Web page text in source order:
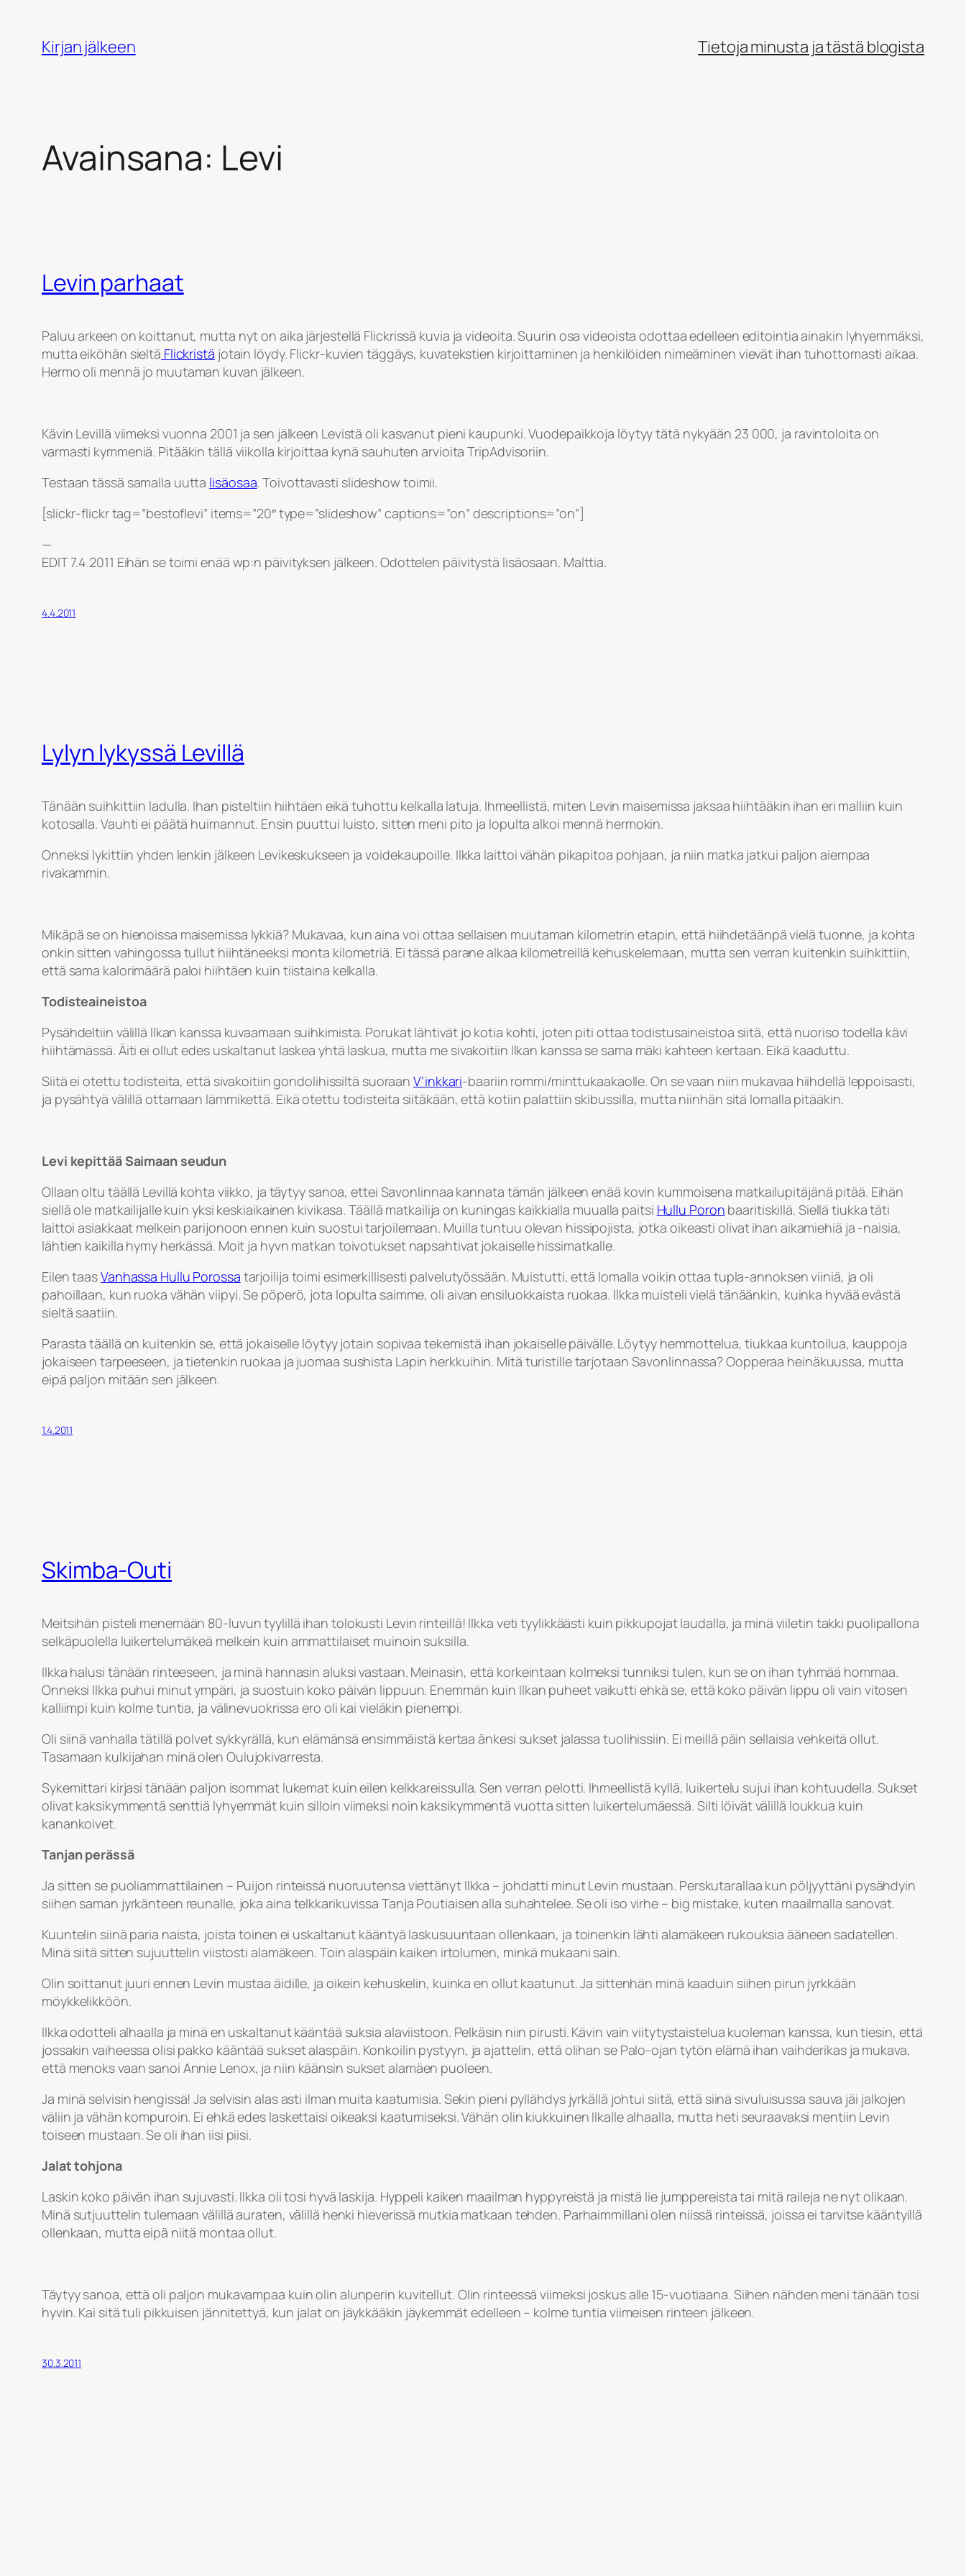
sisältöönKirjan jälkeen Tietoja minusta ja tästä blogista
Avainsana: Levi
Levin parhaat
Paluu arkeen on koittanut, mutta nyt on aika järjestellä Flickrissä kuvia ja videoita. Suurin osa videoista odottaa edelleen editointia ainakin lyhyemmäksi,
mutta eiköhän sieltä Flickristä jotain löydy. Flickr-kuvien täggäys, kuvatekstien kirjoittaminen ja henkilöiden nimeäminen vievät ihan tuhottomasti aikaa.
Hermo oli mennä jo muutaman kuvan jälkeen.
Kävin Levillä viimeksi vuonna 2001 ja sen jälkeen Levistä oli kasvanut pieni kaupunki. Vuodepaikkoja löytyy tätä nykyään 23 000, ja ravintoloita on
varmasti kymmeniä. Pitääkin tällä viikolla kirjoittaa kynä sauhuten arvioita TripAdvisoriin.
Testaan tässä samalla uutta lisäosaa. Toivottavasti slideshow toimii.
[slickr-flickr tag=”bestoflevi” items=”20″ type=”slideshow” captions=”on” descriptions=”on”]
—
EDIT 7.4.2011 Eihän se toimi enää wp:n päivityksen jälkeen. Odottelen päivitystä lisäosaan. Malttia.
4.4.2011
Lylyn lykyssä Levillä
Tänään suihkittiin ladulla. Ihan pisteltiin hiihtäen eikä tuhottu kelkalla latuja. Ihmeellistä, miten Levin maisemissa jaksaa hiihtääkin ihan eri malliin kuin
kotosalla. Vauhti ei päätä huimannut. Ensin puuttui luisto, sitten meni pito ja lopulta alkoi mennä hermokin.
Onneksi lykittiin yhden lenkin jälkeen Levikeskukseen ja voidekaupoille. Ilkka laittoi vähän pikapitoa pohjaan, ja niin matka jatkui paljon aiempaa
rivakammin.
Mikäpä se on hienoissa maisemissa lykkiä? Mukavaa, kun aina voi ottaa sellaisen muutaman kilometrin etapin, että hiihdetäänpä vielä tuonne, ja kohta
onkin sitten vahingossa tullut hiihtäneeksi monta kilometriä. Ei tässä parane alkaa kilometreillä kehuskelemaan, mutta sen verran kuitenkin suihkittiin,
että sama kalorimäärä paloi hiihtäen kuin tiistaina kelkalla.
Todisteaineistoa
Pysähdeltiin välillä Ilkan kanssa kuvaamaan suihkimista. Porukat lähtivät jo kotia kohti, joten piti ottaa todistusaineistoa siitä, että nuoriso todella kävi
hiihtämässä. Äiti ei ollut edes uskaltanut laskea yhtä laskua, mutta me sivakoitiin Ilkan kanssa se sama mäki kahteen kertaan. Eikä kaaduttu.
Siitä ei otettu todisteita, että sivakoitiin gondolihissiltä suoraanV’inkkari-baariin rommi/minttukaakaolle. On se vaan niin mukavaa hiihdellä leppoisasti,
ja pysähtyä välillä ottamaan lämmikettä. Eikä otettu todisteita siitäkään, että kotiin palattiin skibussilla, mutta niinhän sitä lomalla pitääkin.
Levi kepittää Saimaan seudun
Ollaan oltu täällä Levillä kohta viikko, ja täytyy sanoa, ettei Savonlinnaa kannata tämän jälkeen enää kovin kummoisena matkailupitäjänä pitää. Eihän
siellä ole matkailijalle kuin yksi keskiaikainen kivikasa. Täällä matkailija on kuningas kaikkialla muualla paitsi Hullu Poron baaritiskillä. Siellä tiukka täti
laittoi asiakkaat melkein parijonoon ennen kuin suostui tarjoilemaan. Muilla tuntuu olevan hissipojista, jotka oikeasti olivat ihan aikamiehiä ja -naisia,
lähtien kaikilla hymy herkässä. Moit ja hyvn matkan toivotukset napsahtivat jokaiselle hissimatkalle.
Eilen taasVanhassa Hullu Porossa tarjoilija toimi esimerkillisesti palvelutyössään. Muistutti, että lomalla voikin ottaa tupla-annoksen viiniä, ja oli
pahoillaan, kun ruoka vähän viipyi. Se pöperö, jota lopulta saimme, oli aivan ensiluokkaista ruokaa. Ilkka muisteli vielä tänäänkin, kuinka hyvää evästä
sieltä saatiin.
Parasta täällä on kuitenkin se, että jokaiselle löytyy jotain sopivaa tekemistä ihan jokaiselle päivälle. Löytyy hemmottelua, tiukkaa kuntoilua, kauppoja
jokaiseen tarpeeseen, ja tietenkin ruokaa ja juomaa sushista Lapin herkkuihin. Mitä turistille tarjotaan Savonlinnassa? Oopperaa heinäkuussa, mutta
eipä paljon mitään sen jälkeen.
1.4.2011
Skimba-Outi
Meitsihän pisteli menemään 80-luvun tyylillä ihan tolokusti Levin rinteillä! Ilkka veti tyylikkäästi kuin pikkupojat laudalla, ja minä viiletin takki puolipallona
selkäpuolella luikertelumäkeä melkein kuin ammattilaiset muinoin suksilla.
Ilkka halusi tänään rinteeseen, ja minä hannasin aluksi vastaan. Meinasin, että korkeintaan kolmeksi tunniksi tulen, kun se on ihan tyhmää hommaa.
Onneksi Ilkka puhui minut ympäri, ja suostuin koko päivän lippuun. Enemmän kuin Ilkan puheet vaikutti ehkä se, että koko päivän lippu oli vain vitosen
kalliimpi kuin kolme tuntia, ja välinevuokrissa ero oli kai vieläkin pienempi.
Oli siinä vanhalla tätillä polvet sykkyrällä, kun elämänsä ensimmäistä kertaa änkesi sukset jalassa tuolihissiin. Ei meillä päin sellaisia vehkeitä ollut.
Tasamaan kulkijahan minä olen Oulujokivarresta.
Sykemittari kirjasi tänään paljon isommat lukemat kuin eilen kelkkareissulla. Sen verran pelotti. Ihmeellistä kyllä, luikertelu sujui ihan kohtuudella. Sukset
olivat kaksikymmentä senttiä lyhyemmät kuin silloin viimeksi noin kaksikymmentä vuotta sitten luikertelumäessä. Silti löivät välillä loukkua kuin
kanankoivet.
Tanjan perässä
Ja sitten se puoliammattilainen – Puijon rinteissä nuoruutensa viettänyt Ilkka – johdatti minut Levin mustaan. Perskutarallaa kun pöljyyttäni pysähdyin
siihen saman jyrkänteen reunalle, joka aina telkkarikuvissa Tanja Poutiaisen alla suhahtelee. Se oli iso virhe – big mistake, kuten maailmalla sanovat.
Kuuntelin siinä paria naista, joista toinen ei uskaltanut kääntyä laskusuuntaan ollenkaan, ja toinenkin lähti alamäkeen rukouksia ääneen sadatellen.
Minä siitä sitten sujuuttelin viistosti alamäkeen. Toin alaspäin kaiken irtolumen, minkä mukaani sain.
Olin soittanut juuri ennen Levin mustaa äidille, ja oikein kehuskelin, kuinka en ollut kaatunut. Ja sittenhän minä kaaduin siihen pirun jyrkkään
möykkelikköön.
Ilkka odotteli alhaalla ja minä en uskaltanut kääntää suksia alaviistoon. Pelkäsin niin pirusti. Kävin vain viitytystaistelua kuoleman kanssa, kun tiesin, että
jossakin vaiheessa olisi pakko kääntää sukset alaspäin. Konkoilin pystyyn, ja ajattelin, että olihan se Palo-ojan tytön elämä ihan vaihderikas ja mukava,
että menoks vaan sanoi Annie Lenox, ja niin käänsin sukset alamäen puoleen.
Ja minä selvisin hengissä! Ja selvisin alas asti ilman muita kaatumisia. Sekin pieni pyllähdys jyrkällä johtui siitä, että siinä sivuluisussa sauva jäi jalkojen
väliin ja vähän kompuroin. Ei ehkä edes laskettaisi oikeaksi kaatumiseksi. Vähän olin kiukkuinen Ilkalle alhaalla, mutta heti seuraavaksi mentiin Levin
toiseen mustaan. Se oli ihan iisi piisi.
Jalat tohjona
Laskin koko päivän ihan sujuvasti. Ilkka oli tosi hyvä laskija. Hyppeli kaiken maailman hyppyreistä ja mistä lie jumppereista tai mitä raileja ne nyt olikaan.
Minä sutjuuttelin tulemaan välillä auraten, välillä henki hieverissä mutkia matkaan tehden. Parhaimmillani olen niissä rinteissä, joissa ei tarvitse kääntyillä
ollenkaan, mutta eipä niitä montaa ollut.
Täytyy sanoa, että oli paljon mukavampaa kuin olin alunperin kuvitellut. Olin rinteessä viimeksi joskus alle 15-vuotiaana. Siihen nähden meni tänään tosi
hyvin. Kai sitä tuli pikkuisen jännitettyä, kun jalat on jäykkääkin jäykemmät edelleen – kolme tuntia viimeisen rinteen jälkeen.
30.3.2011